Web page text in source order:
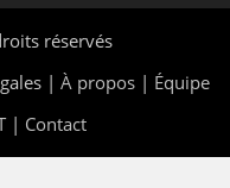
réservés
| À propos | Équipe
| Contact